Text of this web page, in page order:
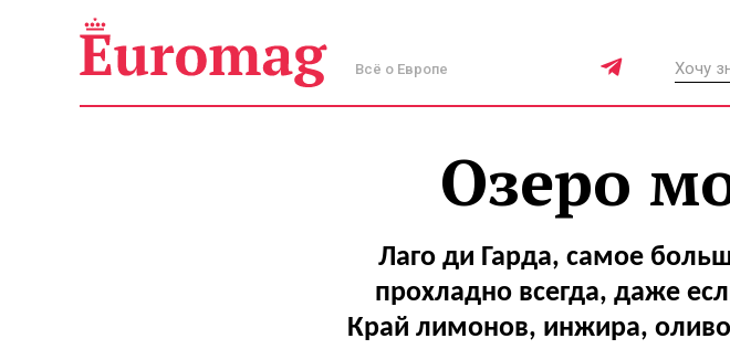
Всё о Европе
Озеро
Лаго ди Гарда, самое
прохладно всегда, даже
Край лимонов, инжира,